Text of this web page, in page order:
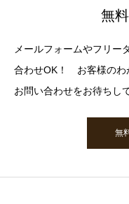
無
メールフォームやフリー
合わせOK！ お客様のわ
お問い合わせをお待ちし
無